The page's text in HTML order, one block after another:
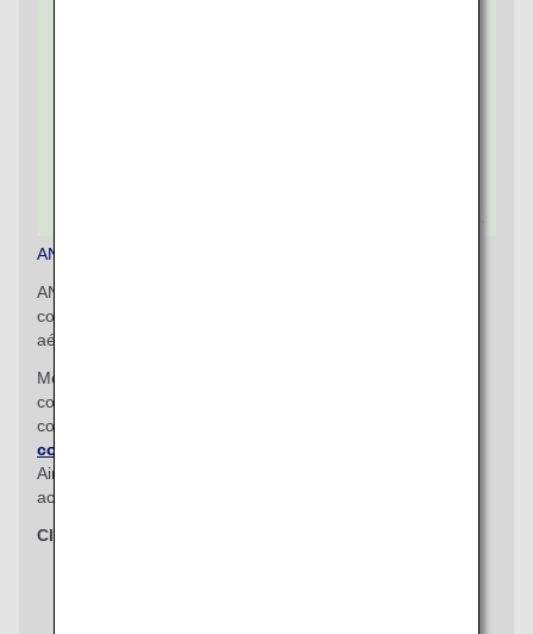
ANA COUCHii
ANA COUCHii est le premier ensemble de sièges
convertibles en couchette, proposé sur une compagnie
aérienne japonaise.
Moyennant un supplément au tarif de l’Economy Class,
combinez trois ou quatre sièges pour en faire une
couchette.
concernant les sièges.
Airbus A380 sur les lignes d'Honolulu, à l'exception des
achats effectués sur le site internet du Mexique)
Classes concernées